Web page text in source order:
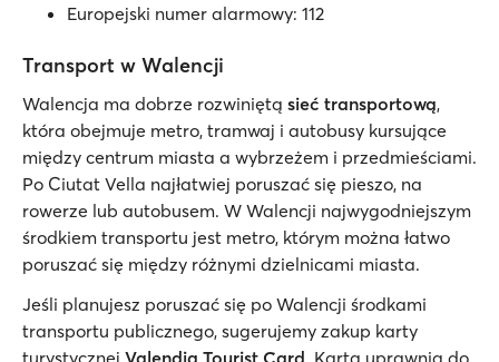
Europejski numer alarmowy: 112
Transport w Walencji
Walencja ma dobrze rozwiniętą sieć transportową,
która obejmuje metro, tramwaj i autobusy kursujące
między centrum miasta a wybrzeżem i przedmieściami.
Po Ciutat Vella najłatwiej poruszać się pieszo, na
rowerze lub autobusem. W Walencji najwygodniejszym
środkiem transportu jest metro, którym można łatwo
poruszać się między różnymi dzielnicami miasta.
Jeśli planujesz poruszać się po Walencji środkami
transportu publicznego, sugerujemy zakup karty